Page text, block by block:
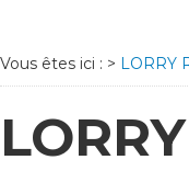
Vous êtes ici : > LORRY